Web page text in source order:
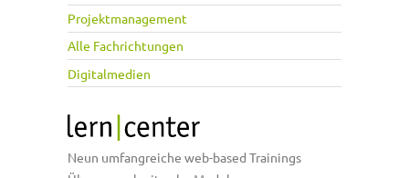
Projektmanagement
Alle Fachrichtungen
Digitalmedien
Neun umfangreiche web-based Trainings